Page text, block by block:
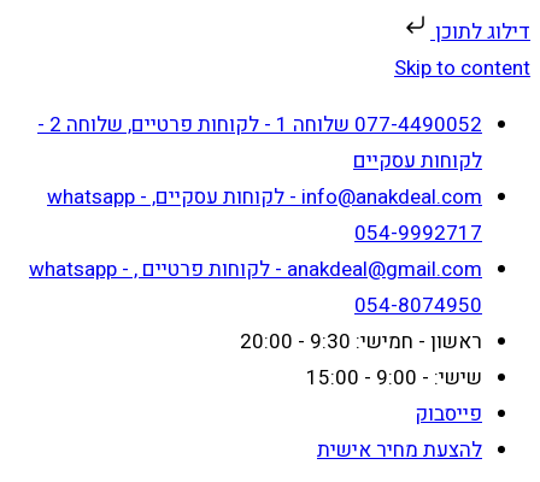
דילוג לתוכן
Skip to content
077-4490052 שלוחה 1 - לקוחות פרטיים, שלוחה 2 -
לקוחות עסקיים
info@anakdeal.com - לקוחות עסקיים, whatsapp -
054-9992717
anakdeal@gmail.com - לקוחות פרטיים , whatsapp -
054-8074950
ראשון - חמישי: 9:30 - 20:00
שישי: - 9:00 - 15:00
פייסבוק
להצעת מחיר אישית